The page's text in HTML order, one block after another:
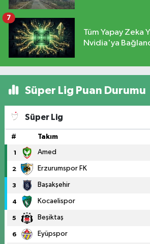
Tüm Yapay Zeka
Nvidia'ya
7
Süper Lig Puan Durumu
Süper Lig
# Takım
1 Amed
2 Erzurumspor FK
3 Başakşehir
4 Kocaelispor
5 Beşiktaş
6 Eyüpspor